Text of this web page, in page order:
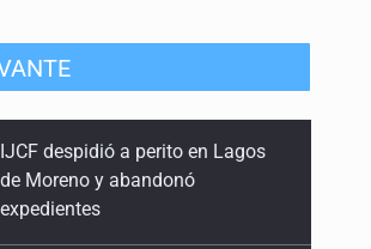
IJCF despidió a perito en Lagos
de Moreno y abandonó
expedientes